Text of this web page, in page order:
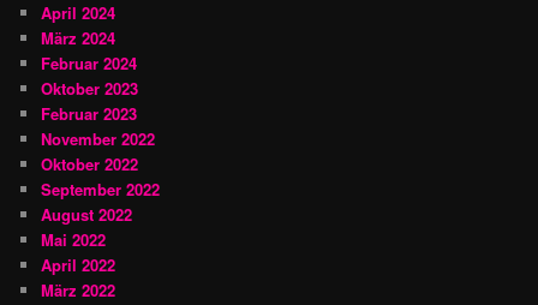
April 2024
März 2024
Februar 2024
Oktober 2023
Februar 2023
November 2022
Oktober 2022
September 2022
August 2022
Mai 2022
April 2022
März 2022